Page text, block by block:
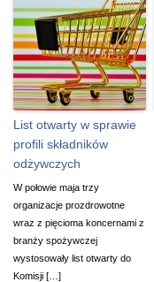
List otwarty w sprawie
profili składników
odżywczych
W połowie maja trzy
organizacje prozdrowotne
wraz z pięcioma koncernami z
branży spożywczej
wystosowały list otwarty do
Komisji […]